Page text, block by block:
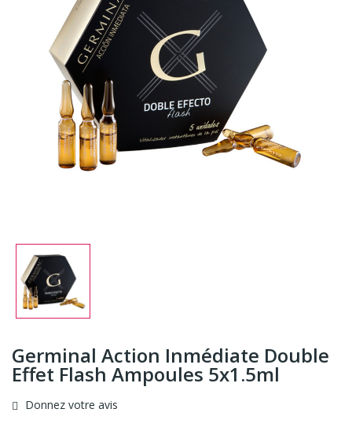
Germinal Action Inmédiate Double
Effet Flash Ampoules 5x1.5ml
Donnez votre avis